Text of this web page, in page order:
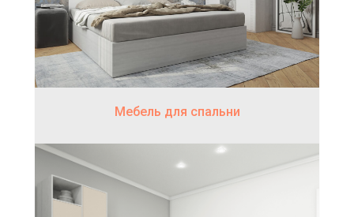
Мебель для спальни